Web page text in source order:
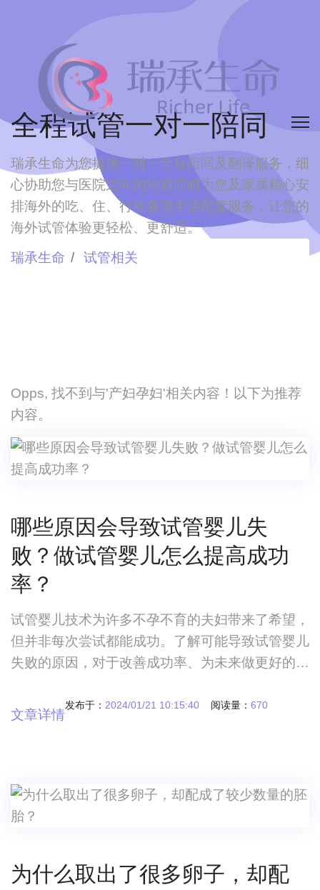
全程试管一对一陪同
瑞承生命为您提供一对一全程陪同及翻译服务，细
心协助您与医院之间的沟通 同时为您及家属精心安
排海外的吃、住、行等各项生活配套服务，让您的
海外试管体验更轻松、更舒适。
瑞承生命
试管相关
Opps, 找不到与'产妇孕妇'相关内容！以下为推荐
内容。
哪些原因会导致试管婴儿失
败？做试管婴儿怎么提高成功
率？
试管婴儿技术为许多不孕不育的夫妇带来了希望，
但并非每次尝试都能成功。了解可能导致试管婴儿
失败的原因，对于改善成功率、为未来做更好的准
导致试管婴儿失败的关键因素。以及做试管婴儿怎
发布于： 2024/01/21 10:15:40 阅读量： 670
文章详情
为什么取出了很多卵子，却配